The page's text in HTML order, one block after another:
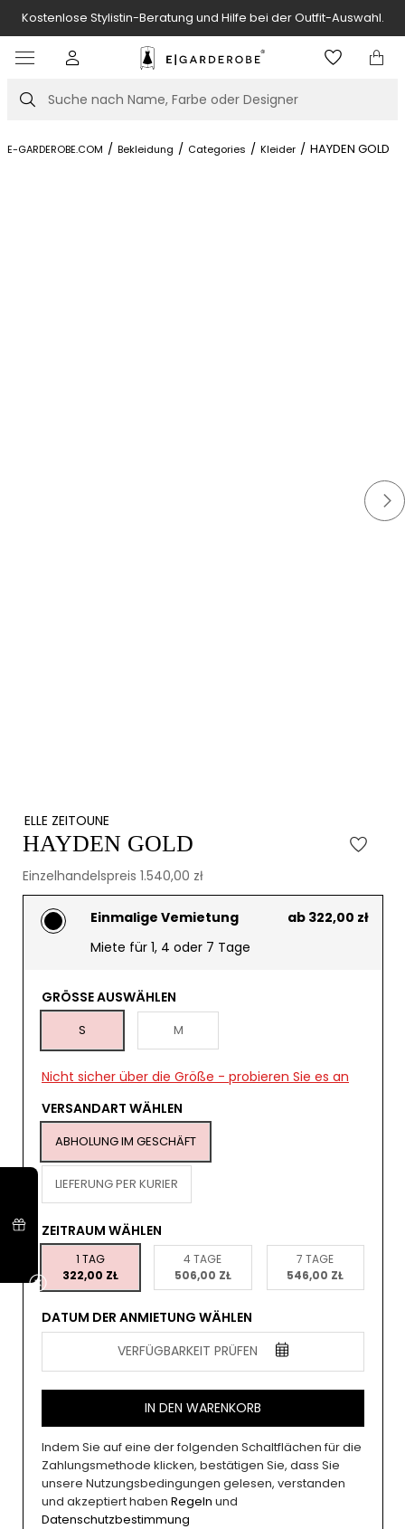
Kostenlose Stylistin-Beratung und Hilfe bei der Outfit-Auswahl.
Suche
E-GARDEROBE.COM / Bekleidung / Categories / Kleider / HAYDEN GOLD
ELLE ZEITOUNE
HAYDEN GOLD
Einzelhandelspreis 1.540,00 zł
Einmalige Vemietung
ab 322,00 zł
Miete für 1, 4 oder 7 Tage
GRÖSSE AUSWÄHLEN
S M
Nicht sicher über die Größe - probieren Sie es an
VERSANDART WÄHLEN
ABHOLUNG IM GESCHÄFT
LIEFERUNG PER KURIER
ZEITRAUM WÄHLEN
1 TAG
322,00 ZŁ
4 TAGE
506,00 ZŁ
7 TAGE
546,00 ZŁ
DATUM DER ANMIETUNG WÄHLEN
VERFÜGBARKEIT PRÜFEN
IN DEN WARENKORB
Indem Sie auf eine der folgenden Schaltflächen für die
Zahlungsmethode klicken, bestätigen Sie, dass Sie
unsere Nutzungsbedingungen gelesen, verstanden
und akzeptiert haben Regeln und
Datenschutzbestimmung